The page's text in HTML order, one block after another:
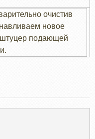
очистив
новое
штуцер подающей